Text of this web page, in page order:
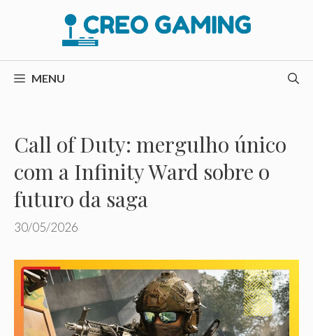
conteúdo
MENU
Call of Duty: mergulho único
com a Infinity Ward sobre o
futuro da saga
30/05/2026